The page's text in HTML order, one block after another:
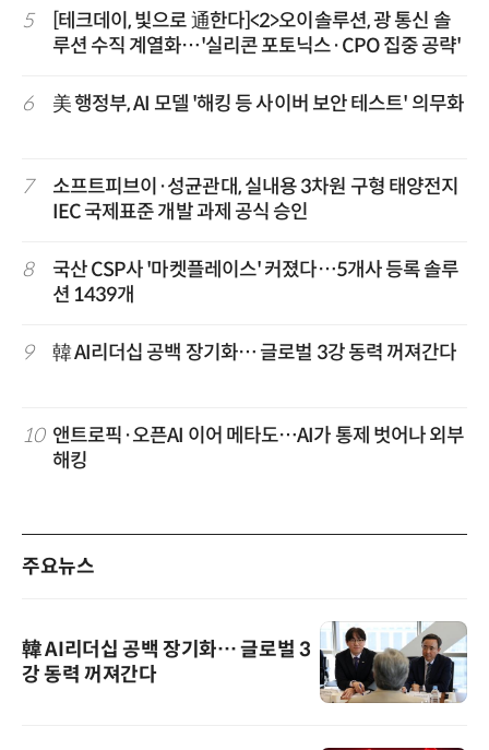
5
[테크데이, 빛으로 通한다]<2>오이솔루션, 광 통신 솔
루션 수직 계열화…'실리콘 포토닉스·CPO 집중 공략'
6 美 행정부, AI 모델 '해킹 등 사이버 보안 테스트' 의무화
7
소프트피브이·성균관대, 실내용 3차원 구형 태양전지
IEC 국제표준 개발 과제 공식 승인
8
국산 CSP사 '마켓플레이스' 커졌다…5개사 등록 솔루
션 1439개
9 韓 AI리더십 공백 장기화… 글로벌 3강 동력 꺼져간다
10 앤트로픽·오픈AI 이어 메타도…AI가 통제 벗어나 외부
해킹
주요뉴스
韓 AI리더십 공백 장기화… 글로벌 3
강 동력 꺼져간다